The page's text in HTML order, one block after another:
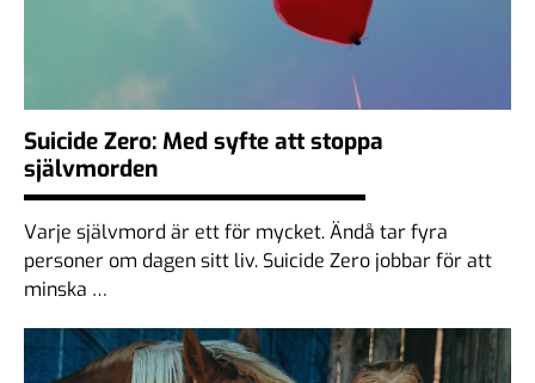
Suicide Zero: Med syfte att stoppa
självmorden
Varje självmord är ett för mycket. Ändå tar fyra
personer om dagen sitt liv. Suicide Zero jobbar för att
minska …